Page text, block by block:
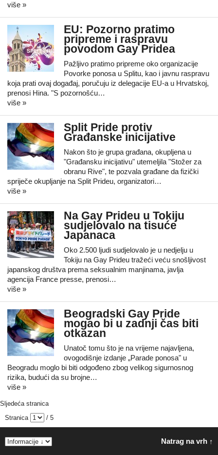
više »
EU: Pozorno pratimo
pripreme i raspravu
povodom Gay Pridea
Pažljivo pratimo pripreme oko organizacije
Povorke ponosa u Splitu, kao i javnu raspravu
koja prati ovaj događaj, poručuju iz delegacije EU-a u Hrvatskoj,
prenosi Hina. "S pozornošću…
više »
Split Pride protiv
Građanske inicijative
Nakon što je grupa građana, okupljena u
"Građansku inicijativu" utemeljila "Stožer za
obranu Rive", te pozvala građane da fizički
spriječe okupljanje na Split Prideu, organizatori…
više »
Na Gay Prideu u Tokiju
sudjelovalo na tisuće
Japanaca
Oko 2.500 ljudi sudjelovalo je u nedjelju u
Tokiju na Gay Prideu tražeći veću snošljivost
japanskog društva prema seksualnim manjinama, javlja
agencija France presse, prenosi…
više »
Beogradski Gay Pride
mogao bi u zadnji čas biti
otkazan
Unatoč tomu što je na vrijeme najavljena,
ovogodišnje izdanje „Parade ponosa" u
Beogradu moglo bi biti odgođeno zbog velikog sigurnosnog
rizika, budući da su brojne…
više »
Sljedeća stranica
Stranica
/ 5
Natrag na vrh ↑